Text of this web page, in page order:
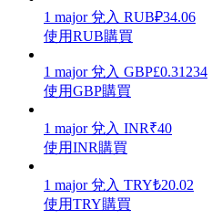
增值寶
使您的資產穩定增值
1 major 兌入 RUB₽34.06
使用RUB購買
1 major 兌入 GBP£0.31234
使用GBP購買
1 major 兌入 INR₹40
使用INR購買
1 major 兌入 TRY₺20.02
使用TRY購買